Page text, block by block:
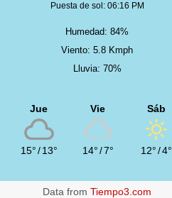
Puesta de sol: 06:16 PM
Humedad: 84%
Viento: 5.8 Kmph
Lluvia: 70%
Jue
15°/ 13°
Vie
14°/7°
Sáb
12°/4°
Data fromTiempo3.com